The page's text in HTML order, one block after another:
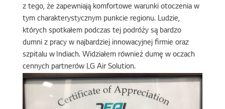
z tego, że zapewniają komfortowe warunki otoczenia w
tym charakterystycznym punkcie regionu. Ludzie,
których spotkałem podczas tej podróży są bardzo
dumni z pracy w najbardziej innowacyjnej firmie oraz
szpitalu w Indiach. Widziałem również dumę w oczach
cennych partnerów LG Air Solution.